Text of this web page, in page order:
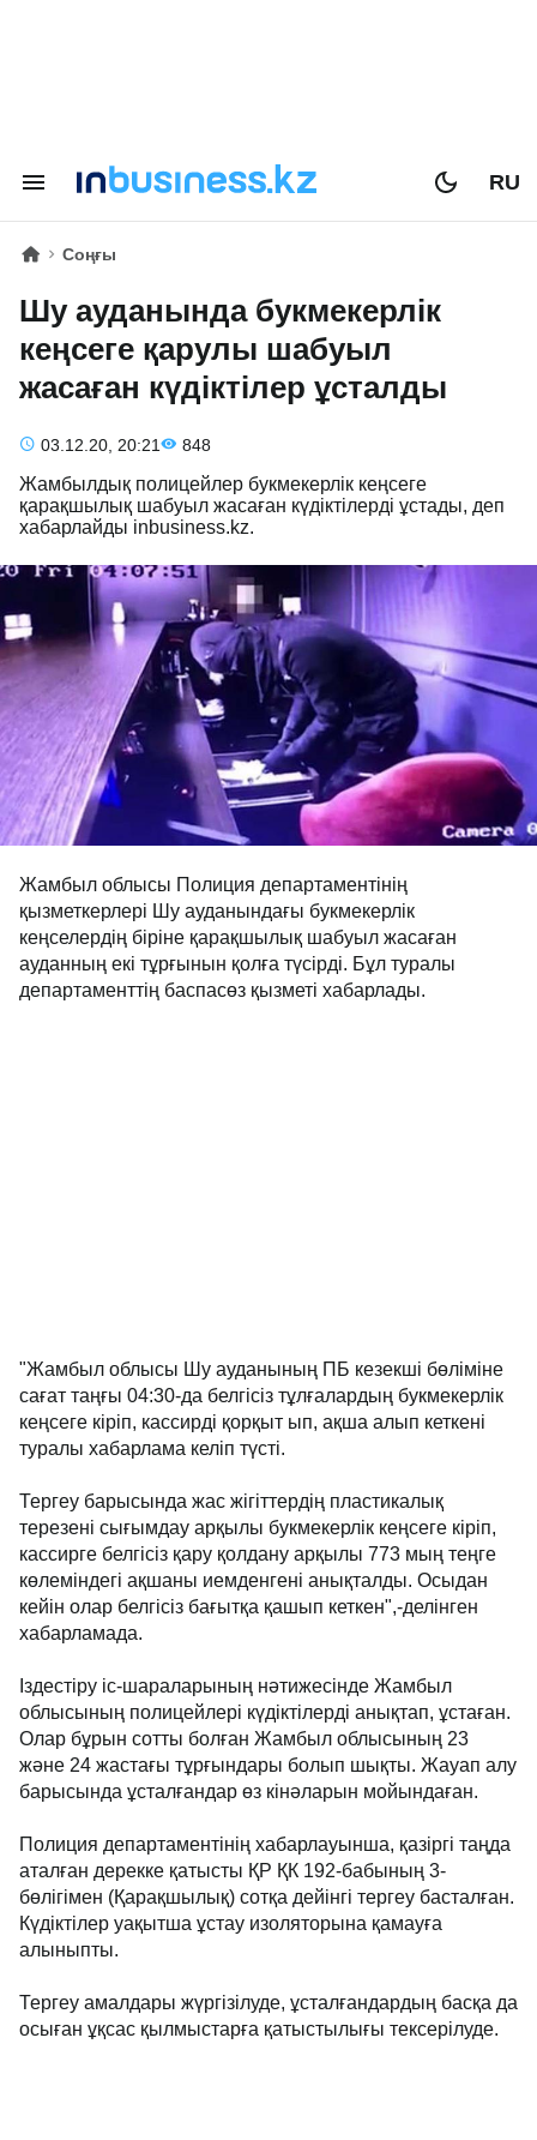
RU
Соңғы
Шу ауданында букмекерлік
кеңсеге қарулы шабуыл
жасаған күдіктілер ұсталды
03.12.20, 20:21 848
Жамбылдық полицейлер букмекерлік кеңсеге
қарақшылық шабуыл жасаған күдіктілерді ұстады, деп
хабарлайды inbusiness.kz.
Жамбыл облысы Полиция департаментінің
қызметкерлері Шу ауданындағы букмекерлік
кеңселердің біріне қарақшылық шабуыл жасаған
ауданның екі тұрғынын қолға түсірді. Бұл туралы
департаменттің баспасөз қызметі хабарлады.
"Жамбыл облысы Шу ауданының ПБ кезекші бөліміне
сағат таңғы 04:30-да белгісіз тұлғалардың букмекерлік
кеңсеге кіріп, кассирді қорқыт ып, ақша алып кеткені
туралы хабарлама келіп түсті.
Тергеу барысында жас жігіттердің пластикалық
терезені сығымдау арқылы букмекерлік кеңсеге кіріп,
кассирге белгісіз қару қолдану арқылы 773 мың теңге
көлеміндегі ақшаны иемденгені анықталды. Осыдан
кейін олар белгісіз бағытқа қашып кеткен",-делінген
хабарламада.
Іздестіру іс-шараларының нәтижесінде Жамбыл
облысының полицейлері күдіктілерді анықтап, ұстаған.
Олар бұрын сотты болған Жамбыл облысының 23
және 24 жастағы тұрғындары болып шықты. Жауап алу
барысында ұсталғандар өз кінәларын мойындаған.
Полиция департаментінің хабарлауынша, қазіргі таңда
аталған дерекке қатысты ҚР ҚК 192-бабының 3-
бөлігімен (Қарақшылық) сотқа дейінгі тергеу басталған.
Күдіктілер уақытша ұстау изоляторына қамауға
алыныпты.
Тергеу амалдары жүргізілуде, ұсталғандардың басқа да
осыған ұқсас қылмыстарға қатыстылығы тексерілуде.